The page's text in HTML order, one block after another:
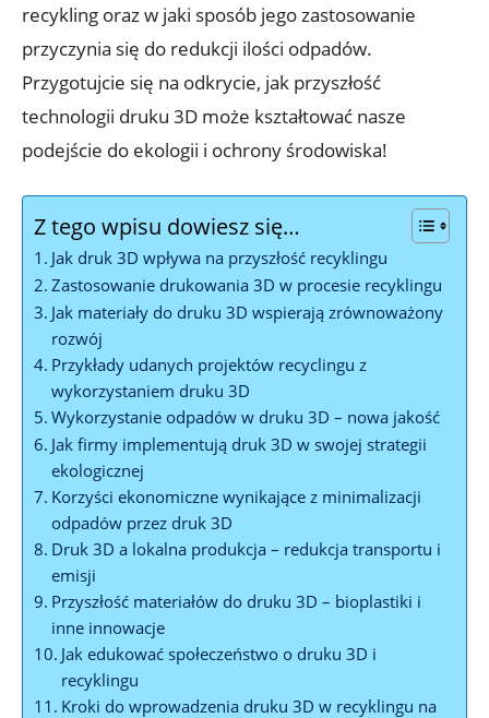
recykling oraz w jaki sposób jego zastosowanie
przyczynia się do redukcji ilości odpadów.
Przygotujcie się na odkrycie, jak przyszłość
technologii druku 3D może kształtować nasze
podejście do ekologii i ochrony środowiska!
Z tego wpisu dowiesz się…
Jak druk 3D wpływa na przyszłość recyklingu
Zastosowanie drukowania 3D w procesie recyklingu
Jak materiały do druku 3D wspierają zrównoważony
rozwój
Przykłady udanych projektów recyclingu z
wykorzystaniem druku 3D
Wykorzystanie odpadów w druku 3D – nowa jakość
Jak firmy implementują druk 3D w swojej strategii
ekologicznej
Korzyści ekonomiczne wynikające z minimalizacji
odpadów przez druk 3D
Druk 3D a lokalna produkcja – redukcja transportu i
emisji
Przyszłość materiałów do druku 3D – bioplastiki i
inne innowacje
Jak edukować społeczeństwo o druku 3D i
recyklingu
Kroki do wprowadzenia druku 3D w recyklingu na